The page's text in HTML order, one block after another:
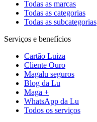
Todas as marcas
Todas as categorias
Todas as subcategorias
Serviços e benefícios
Cartão Luiza
Cliente Ouro
Magalu seguros
Blog da Lu
Maga +
WhatsApp da Lu
Todos os serviços